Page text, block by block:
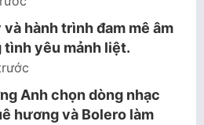
hành trình đam mê âm
tình yêu mảnh liệt.
Anh chọn dòng nhạc
hương và Bolero làm